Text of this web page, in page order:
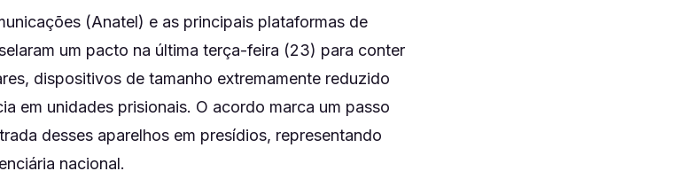
(Anatel) e as principais plataformas de
um pacto na última terça-feira (23) para conter
dispositivos de tamanho extremamente reduzido
em unidades prisionais. O acordo marca um passo
desses aparelhos em presídios, representando
nacional.